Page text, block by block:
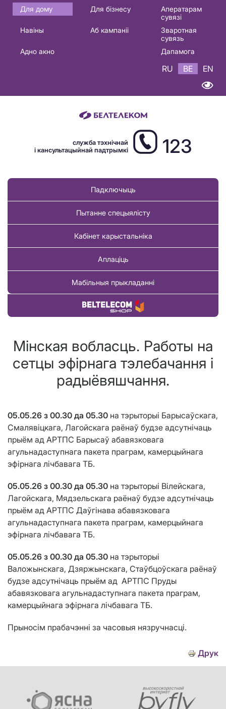
Основная
навигация
Для дому Для бізнесу
Аператарам
сувязі
Навіны
Аб кампаніі
Зваротная
сувязь
Адно акно
Дапамога
RU BE EN
служба тэхнічнай
і кансультацыйнай падтрымкі
123
Падключыць
Пытанне спецыялісту
Кабінет карыстальніка
Аплаціць
Мабільныя прыкладанні
Купіць тавар
Мінская вобласць. Работы на
сетцы эфірнага тэлебачання і
радыёвяшчання.
05.05.26 з 00.30 да 05.30 на тэрыторыі Барысаўскага,
Смалявіцкага, Лагойскага раёнаў будзе адсутнічаць
прыём ад АРТПС Барысаў абавязковага
агульнадаступнага пакета праграм, камерцыйнага
эфірнага лічбавага ТБ.
05.05.26 з 00.30 да 05.30 на тэрыторыі Вілейскага,
Лагойскага, Мядзельскага раёнаў будзе адсутнічаць
прыём ад АРТПС Даўгінава абавязковага
агульнадаступнага пакета праграм, камерцыйнага
эфірнага лічбавага ТБ.
05.05.26 з 00.30 да 05.30 на тэрыторыі
Валожынскага, Дзяржынскага, Стаўбцоўскага раёнаў
будзе адсутнічаць прыём ад АРТПС Пруды
абавязковага агульнадаступнага пакета праграм,
камерцыйнага эфірнага лічбавага ТБ.
Прыносім прабачэнні за часовыя нязручнасці.
Друк